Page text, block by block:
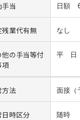
手当 日額
残業代有無 なし
他の手当等付
項
平 日
方法 面接（
日時区分 随時